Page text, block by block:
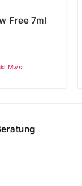
Free 7ml
Mwst.